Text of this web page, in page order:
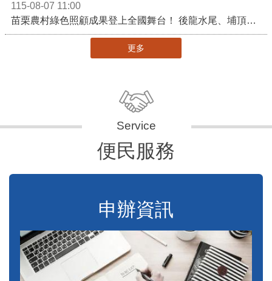
115-08-07 11:00
苗栗農村綠色照顧成果登上全國舞台！ 後龍水尾、埔頂社區前進2026高齡健康產業博覽會
更多
便民服務
申辦資訊